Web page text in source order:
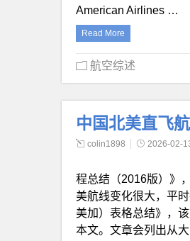
American Airlines …
Read More
航空综述
中国北美直飞
colin1898 2026-02-
程总结（2016版）》
美航线变化很大，平
美加）表格总结》，
本文。文章会列出从